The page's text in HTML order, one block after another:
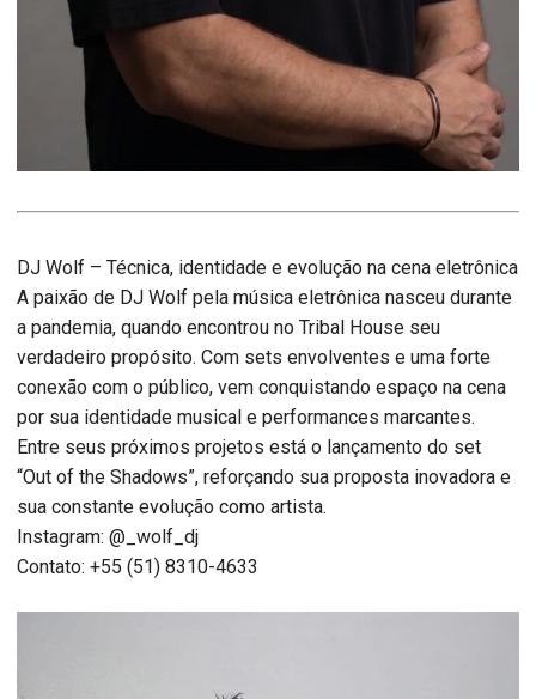
DJ Wolf – Técnica, identidade e evolução na cena eletrônica
A paixão de DJ Wolf pela música eletrônica nasceu durante
a pandemia, quando encontrou no Tribal House seu
verdadeiro propósito. Com sets envolventes e uma forte
conexão com o público, vem conquistando espaço na cena
por sua identidade musical e performances marcantes.
Entre seus próximos projetos está o lançamento do set
“Out of the Shadows”, reforçando sua proposta inovadora e
sua constante evolução como artista.
Instagram: @_wolf_dj
Contato: +55 (51) 8310-4633